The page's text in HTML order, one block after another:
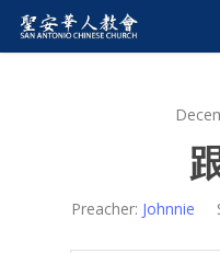
Preacher: Johnnie